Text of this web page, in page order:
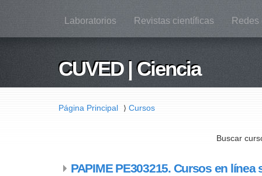
Laboratorios Revistas científicas
CUVED | Ciencia
Página Principal ⟩ Cursos
Buscar
PAPIME PE303215. Cursos en